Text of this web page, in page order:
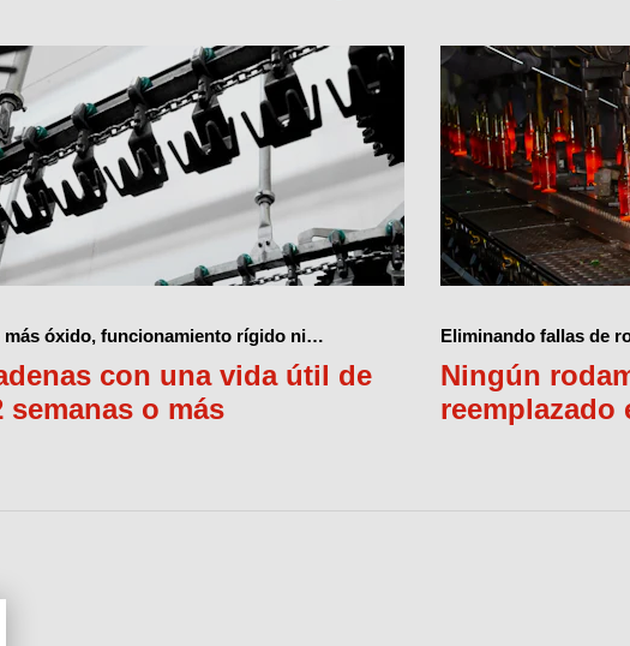
más óxido, funcionamiento rígido ni
diaria.con una vida útil de
semanas o más
Eliminando fallas de
transportadores
temperaturas
Ningún
reemplazado